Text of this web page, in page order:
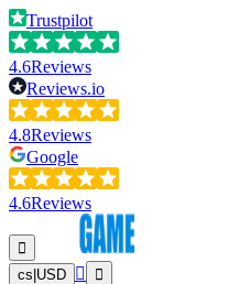
Trustpilot
4.6Reviews
Reviews.io
4.8Reviews
Google
4.6Reviews
cs USD